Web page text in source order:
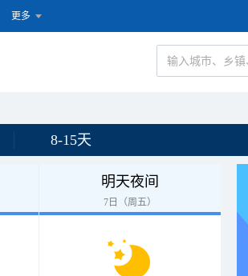
更多
8-15天
明天夜间
7日（周五）